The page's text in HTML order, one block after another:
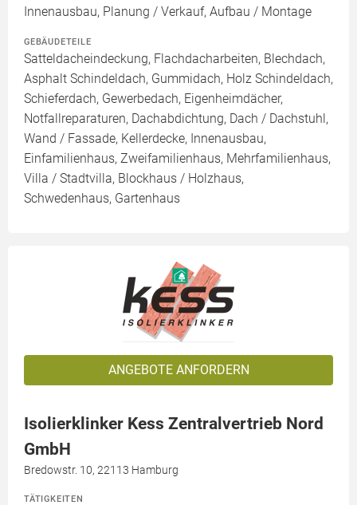
Innenausbau, Planung / Verkauf, Aufbau / Montage
GEBÄUDETEILE
Satteldacheindeckung, Flachdacharbeiten, Blechdach,
Asphalt Schindeldach, Gummidach, Holz Schindeldach,
Schieferdach, Gewerbedach, Eigenheimdächer,
Notfallreparaturen, Dachabdichtung, Dach / Dachstuhl,
Wand / Fassade, Kellerdecke, Innenausbau,
Einfamilienhaus, Zweifamilienhaus, Mehrfamilienhaus,
Villa / Stadtvilla, Blockhaus / Holzhaus,
Schwedenhaus, Gartenhaus
ANGEBOTE ANFORDERN
Isolierklinker Kess Zentralvertrieb Nord
GmbH
Bredowstr. 10, 22113 Hamburg
TÄTIGKEITEN